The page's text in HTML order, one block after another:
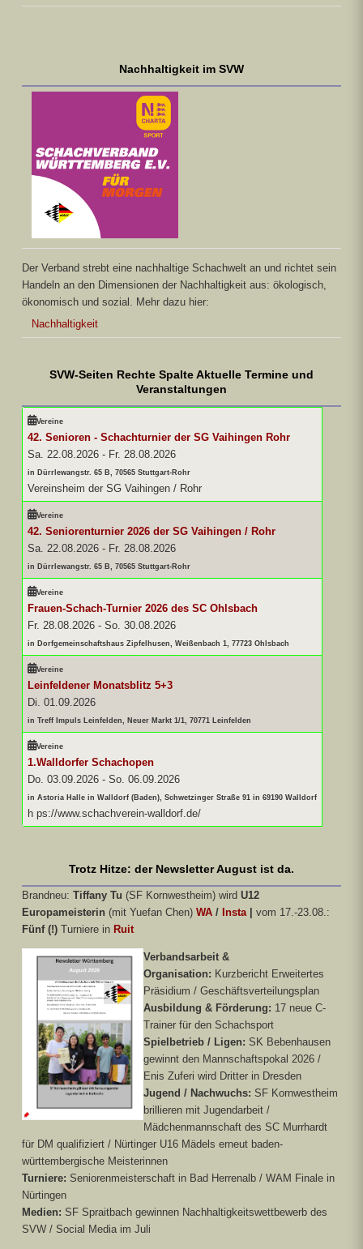
Nachhaltigkeit im SVW
Der Verband strebt eine nachhaltige Schachwelt an und richtet sein
Handeln an den Dimensionen der Nachhaltigkeit aus: ökologisch,
ökonomisch und sozial. Mehr dazu hier:
Nachhaltigkeit
SVW-Seiten Rechte Spalte Aktuelle Termine und
Veranstaltungen
Vereine
42. Senioren - Schachturnier der SG Vaihingen Rohr
Sa. 22.08.2026 - Fr. 28.08.2026
in Dürrlewangstr. 65 B, 70565 Stuttgart-Rohr
Vereinsheim der SG Vaihingen / Rohr
Vereine
42. Seniorenturnier 2026 der SG Vaihingen / Rohr
Sa. 22.08.2026 - Fr. 28.08.2026
in Dürrlewangstr. 65 B, 70565 Stuttgart-Rohr
Vereine
Frauen-Schach-Turnier 2026 des SC Ohlsbach
Fr. 28.08.2026 - So. 30.08.2026
in Dorfgemeinschaftshaus Zipfelhusen, Weißenbach 1, 77723 Ohlsbach
Vereine
Leinfeldener Monatsblitz 5+3
Di. 01.09.2026
in Treff Impuls Leinfelden, Neuer Markt 1/1, 70771 Leinfelden
Vereine
1.Walldorfer Schachopen
Do. 03.09.2026 - So. 06.09.2026
in Astoria Halle in Walldorf (Baden), Schwetzinger Straße 91 in 69190 Walldorf
h ps://www.schachverein-walldorf.de/
Trotz Hitze: der Newsletter August ist da.
Brandneu: Tiffany Tu (SF Kornwestheim) wird U12
Europameisterin (mit Yuefan Chen) WA / Insta| vom 17.-23.08.:
Fünf (!) Turniere in Ruit
Verbandsarbeit &
Organisation: Kurzbericht Erweitertes
Präsidium / Geschäftsverteilungsplan
Ausbildung & Förderung: 17 neue C-
Trainer für den Schachsport
Spielbetrieb / Ligen: SK Bebenhausen
gewinnt den Mannschaftspokal 2026 /
Enis Zuferi wird Dritter in Dresden
Jugend / Nachwuchs: SF Kornwestheim
brillieren mit Jugendarbeit /
Mädchenmannschaft des SC Murrhardt
für DM qualifiziert / Nürtinger U16 Mädels erneut baden-
württembergische Meisterinnen
Turniere: Seniorenmeisterschaft in Bad Herrenalb / WAM Finale in
Nürtingen
Medien: SF Spraitbach gewinnen Nachhaltigkeitswettbewerb des
SVW / Social Media im Juli